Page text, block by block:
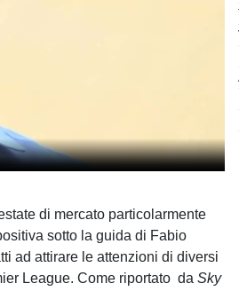
di mercato particolarmente
sotto la guida di Fabio
ad attirare le attenzioni di diversi
League. Come riportato daSky